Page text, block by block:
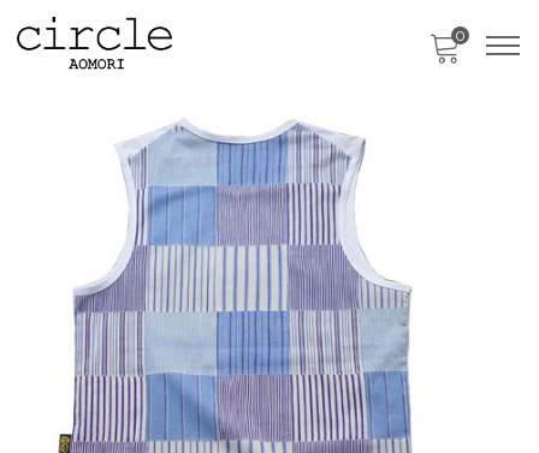
只今、カートに商品はございません。 0